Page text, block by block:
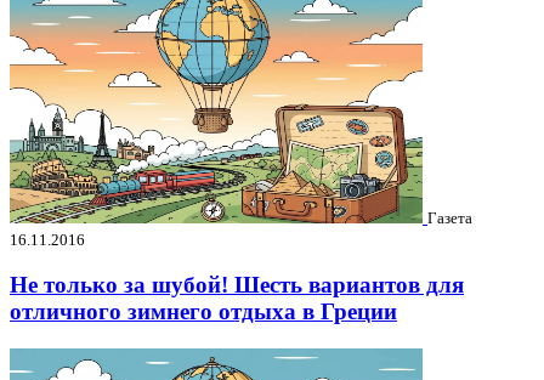
Газета
16.11.2016
Не только за шубой! Шесть вариантов для
отличного зимнего отдыха в Греции